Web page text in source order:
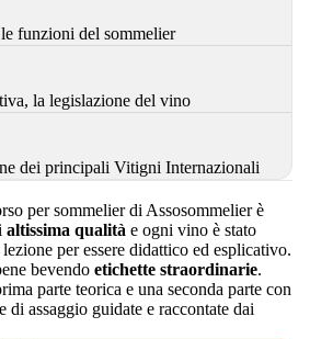
funzioni del sommelier
la legislazione del vino
dei principali Vitigni Internazionali
per sommelier di Assosommelier è
altissima qualità e ogni vino è stato
per essere didattico ed esplicativo.
bevendo etichette straordinarie.
parte teorica e una seconda parte con
di assaggio guidate e raccontate dai